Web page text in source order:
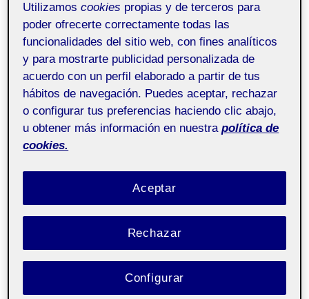
Aqui os dejo mi practica final, en la cual se ha realizado
un perfil de instagram para la promoción de una marca
ficticia de calzado para bailar.
https://www.instagram.com/reel/CmpQCd2KnnQ/?
igshid=YmMyMTA2M2Y%3D
espero que os guste.
Miguel Angel Rubio Ruiz
Utilizamoscookies propias y de terceros para
poder ofrecerte correctamente todas las
funcionalidades del sitio web, con fines analíticos
y para mostrarte publicidad personalizada de
acuerdo con un perfil elaborado a partir de tus
hábitos de navegación. Puedes aceptar, rechazar
o configurar tus preferencias haciendo clic abajo,
u obtener más información en nuestra política de
cookies.
Rechazar
Aceptar
Configurar